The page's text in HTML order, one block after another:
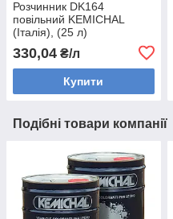
Розчинник DK164
повільний KEMICHAL
(Італія), (25 л)
330,04 ₴/л
Купити
Подібні товари компанії